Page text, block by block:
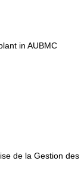
in AUBMC
de la Gestion des